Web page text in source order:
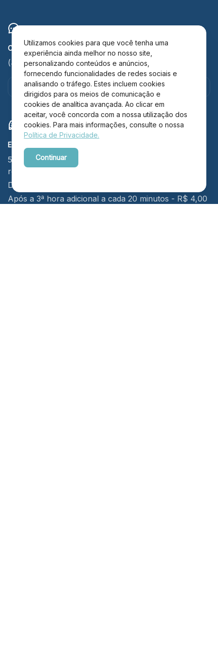
Utilizamos cookies para que você tenha uma
experiência ainda melhor no nosso site,
personalizando conteúdos e anúncios,
fornecendo funcionalidades de redes sociais e
analisando o tráfego. Estes incluem cookies
dirigidos para os meios de comunicação e
cookies de analítica avançada. Ao clicar em
aceitar, você concorda com a nossa utilização dos
cookies. Para mais informações, consulte o nossa
Política de Privacidade.
Continuar
CONTATO
(47) 3348-4609
Fale por e-mail
ESTACIONAMENTO
5 pisos de estacionamento com 2,8 mil - vagas
rotativas.
De 15 min a 3h - R$ 18,00
Após a 3ª hora adicional a cada 20 minutos - R$ 4,00